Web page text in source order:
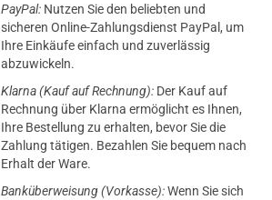
PayPal: Nutzen Sie den beliebten und
sicheren Online-Zahlungsdienst PayPal, um
Ihre Einkäufe einfach und zuverlässig
abzuwickeln.
Klarna (Kauf auf Rechnung): Der Kauf auf
Rechnung über Klarna ermöglicht es Ihnen,
Ihre Bestellung zu erhalten, bevor Sie die
Zahlung tätigen. Bezahlen Sie bequem nach
Erhalt der Ware.
Banküberweisung (Vorkasse):Wenn Sie sich